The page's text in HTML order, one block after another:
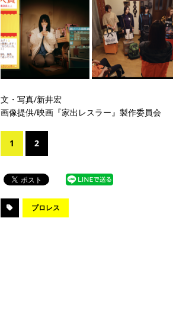
文・写真/新井宏
画像提供/映画『家出レスラー』製作委員会
1 2
プロレス